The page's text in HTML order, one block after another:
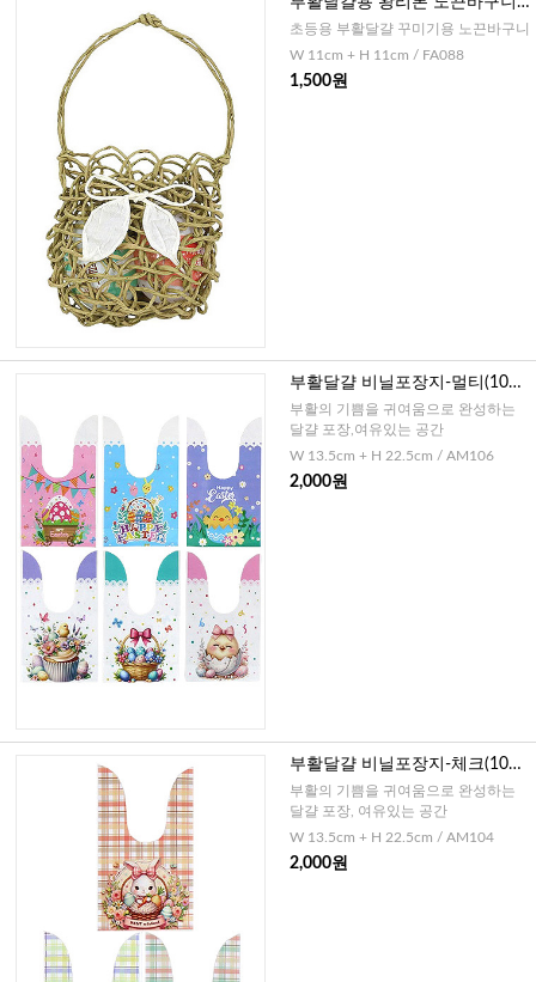
카키
초등용 부활달걀 꾸미기용 노끈바구니
W 11cm + H 11cm / FA088
1,500원
부활달걀 비닐포장지-멀티(10
매),달걀+기타
부활의 기쁨을 귀여움으로 완성하는
달걀 포장,여유있는 공간
W 13.5cm + H 22.5cm / AM106
2,000원
부활달걀 비닐포장지-체크(10
매),달걀+기타
부활의 기쁨을 귀여움으로 완성하는
달걀 포장, 여유있는 공간
W 13.5cm + H 22.5cm / AM104
2,000원